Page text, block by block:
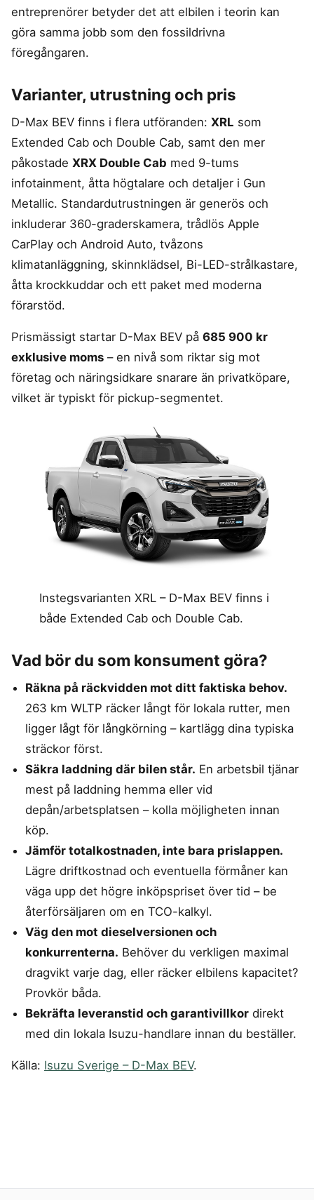
entreprenörer betyder det att elbilen i teorin kan
göra samma jobb som den fossildrivna
föregångaren.
Varianter, utrustning och pris
D-Max BEV finns i flera utföranden: XRL som
Extended Cab och Double Cab, samt den mer
påkostade XRX Double Cab med 9-tums
infotainment, åtta högtalare och detaljer i Gun
Metallic. Standardutrustningen är generös och
inkluderar 360-graderskamera, trådlös Apple
CarPlay och Android Auto, tvåzons
klimatanläggning, skinnklädsel, Bi-LED-strålkastare,
åtta krockkuddar och ett paket med moderna
förarstöd.
Prismässigt startar D-Max BEV på 685 900 kr
exklusive moms – en nivå som riktar sig mot
företag och näringsidkare snarare än privatköpare,
vilket är typiskt för pickup-segmentet.
Instegsvarianten XRL – D-Max BEV finns i
både Extended Cab och Double Cab.
Vad bör du som konsument göra?
Räkna på räckvidden mot ditt faktiska behov.
263 km WLTP räcker långt för lokala rutter, men
ligger lågt för långkörning – kartlägg dina typiska
sträckor först.
Säkra laddning där bilen står. En arbetsbil tjänar
mest på laddning hemma eller vid
depån/arbetsplatsen – kolla möjligheten innan
köp.
Jämför totalkostnaden, inte bara prislappen.
Lägre driftkostnad och eventuella förmåner kan
väga upp det högre inköpspriset över tid – be
återförsäljaren om en TCO-kalkyl.
Väg den mot dieselversionen och
konkurrenterna. Behöver du verkligen maximal
dragvikt varje dag, eller räcker elbilens kapacitet?
Provkör båda.
Bekräfta leveranstid och garantivillkor direkt
med din lokala Isuzu-handlare innan du beställer.
Källa: Isuzu Sverige – D-Max BEV.